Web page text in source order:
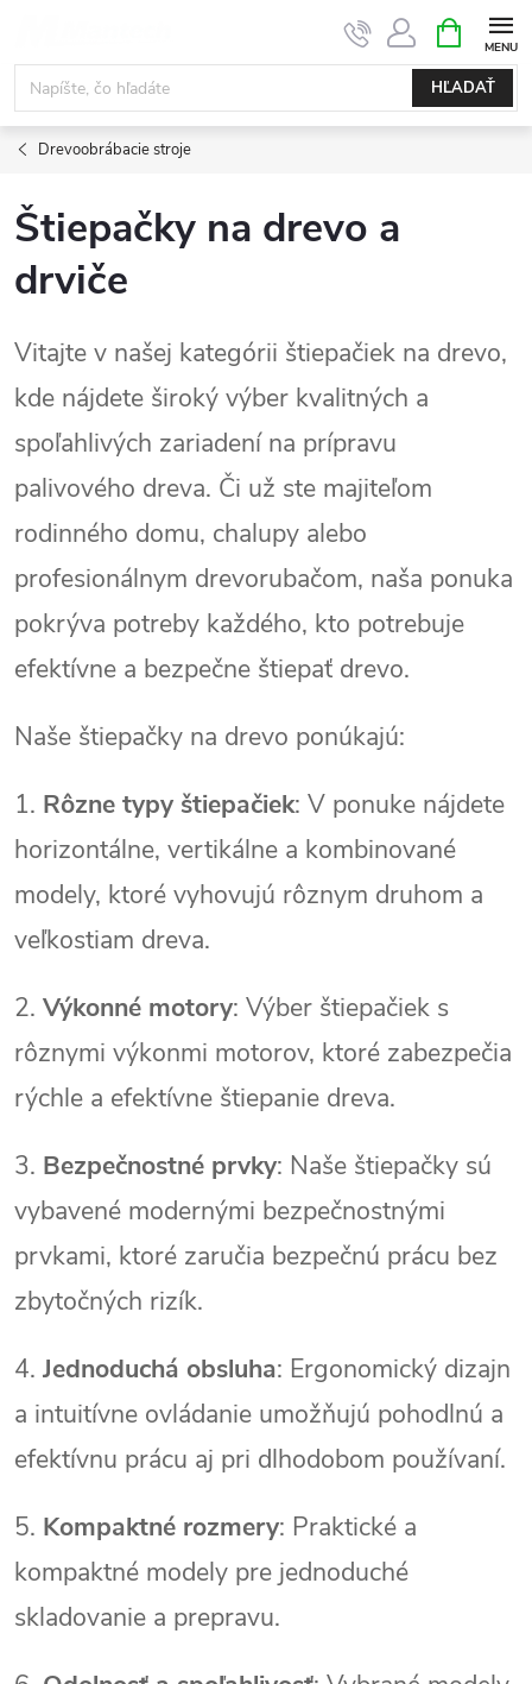
obsah
HĽADAŤ
KOŠÍK
Drevoobrábacie stroje
Štiepačky na drevo a
drviče
Vitajte v našej kategórii štiepačiek na drevo,
kde nájdete široký výber kvalitných a
spoľahlivých zariadení na prípravu
palivového dreva. Či už ste majiteľom
rodinného domu, chalupy alebo
profesionálnym drevorubačom, naša ponuka
pokrýva potreby každého, kto potrebuje
efektívne a bezpečne štiepať drevo.
Naše štiepačky na drevo ponúkajú:
1. Rôzne typy štiepačiek: V ponuke nájdete
horizontálne, vertikálne a kombinované
modely, ktoré vyhovujú rôznym druhom a
veľkostiam dreva.
2. Výkonné motory: Výber štiepačiek s
rôznymi výkonmi motorov, ktoré zabezpečia
rýchle a efektívne štiepanie dreva.
3. Bezpečnostné prvky: Naše štiepačky sú
vybavené modernými bezpečnostnými
prvkami, ktoré zaručia bezpečnú prácu bez
zbytočných rizík.
4. Jednoduchá obsluha: Ergonomický dizajn
a intuitívne ovládanie umožňujú pohodlnú a
efektívnu prácu aj pri dlhodobom používaní.
5. Kompaktné rozmery: Praktické a
kompaktné modely pre jednoduché
skladovanie a prepravu.